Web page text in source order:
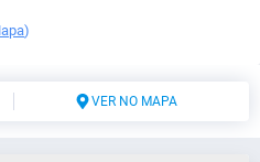
)
VER NO MAPA